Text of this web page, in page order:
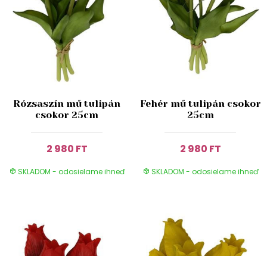
Rózsaszín mű tulipán
csokor 25cm
2 980 FT
SKLADOM - odosielame ihneď
Fehér mű tulipán csokor
25cm
2 980 FT
SKLADOM - odosielame ihneď